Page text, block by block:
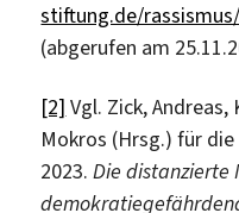
stiftung.de/
(abgerufen am
[2] Vgl. Zick,
Mokros (Hrsg.) für
2023.Die distanzierte